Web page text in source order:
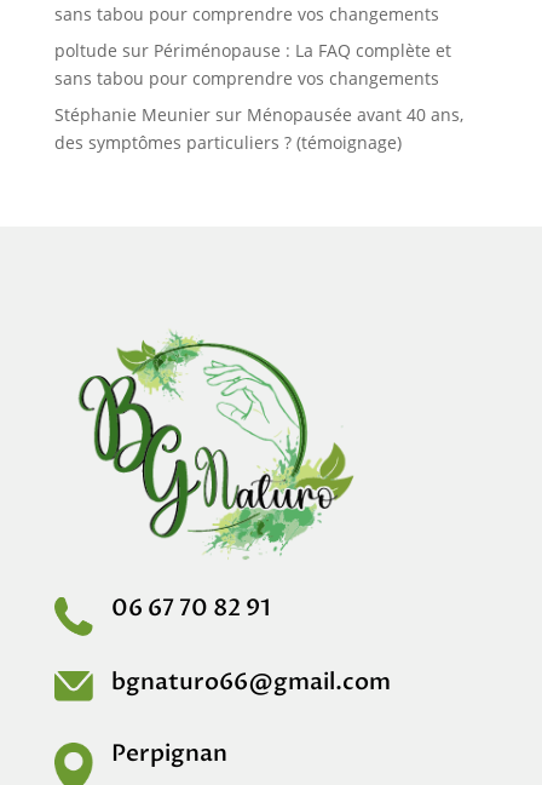
sans tabou pour comprendre vos changements
poltude sur Périménopause : La FAQ complète et
sans tabou pour comprendre vos changements
Stéphanie Meuniersur Ménopausée avant 40 ans,
des symptômes particuliers ? (témoignage)
06 67 70 82 91
bgnaturo66@gmail.com
Perpignan